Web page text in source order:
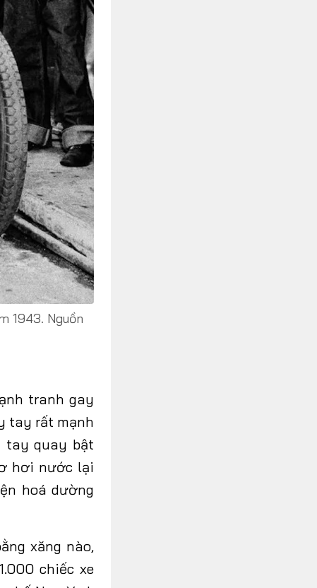
1943. Nguồn
tranh gay
tay rất mạnh
tay quay bật
hơi nước lại
hoá dường
xăng nào,
chiếc xe